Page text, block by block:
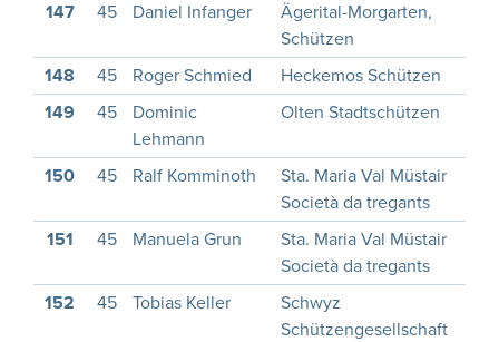
147
45 Daniel Infanger
Ägerital-Morgarten,
Schützen
148
45 Roger Schmied
Heckemos Schützen
149
45
Dominic
Lehmann
Olten Stadtschützen
150 45 Ralf Komminoth
Sta. Maria Val Müstair
Società da tregants
151
45 Manuela Grun
Sta. Maria Val Müstair
Società da tregants
152
45 Tobias Keller
Schwyz
Schützengesellschaft